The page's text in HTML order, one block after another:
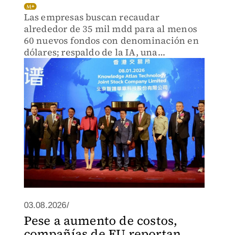
Las empresas buscan recaudar
alrededor de 35 mil mdd para al menos
60 nuevos fondos con denominación en
dólares; respaldo de la IA, una
“cobertura”, señalan inversionistas
03.08.2026/
Pese a aumento de costos,